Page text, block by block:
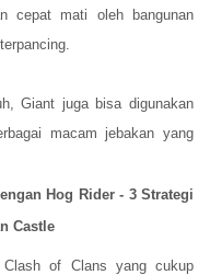
cepat mati oleh bangunan
Giant juga bisa digunakan
macam jebakan yang
Hog Rider - 3 Strategi
Castle
of Clans yang cukup